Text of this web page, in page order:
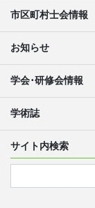
市区町村士会情報
お知らせ
学会･研修会情報
学術誌
サイト内検索